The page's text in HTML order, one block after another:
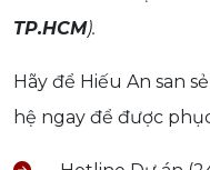
TP.HCM).
Hãy để Hiếu An san
hệ ngay để được